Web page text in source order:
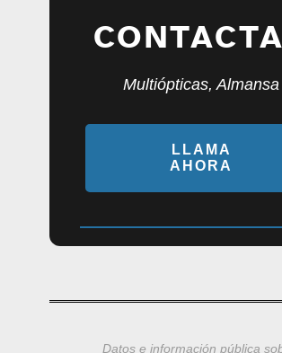
Multiópticas, Almansa
LLAMA
AHORA
Datos e información pública